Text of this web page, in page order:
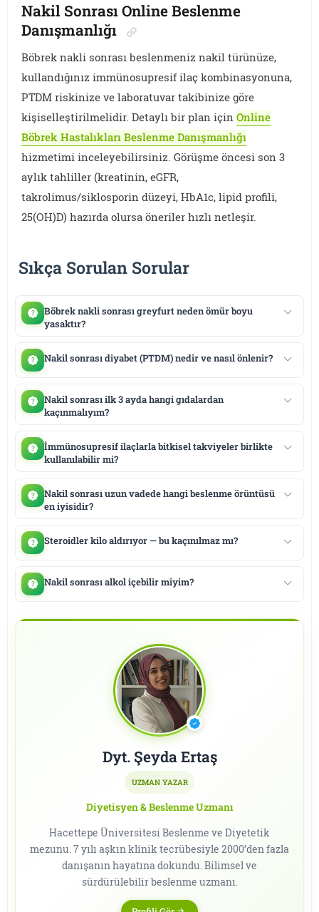
Nakil Sonrası Online Beslenme
Danışmanlığı
Böbrek nakli sonrası beslenmeniz nakil türünüze,
kullandığınız immünosupresif ilaç kombinasyonuna,
PTDM riskinize ve laboratuvar takibinize göre
kişiselleştirilmelidir. Detaylı bir plan içinOnline
Böbrek Hastalıkları Beslenme Danışmanlığı
hizmetimi inceleyebilirsiniz. Görüşme öncesi son 3
aylık tahliller (kreatinin, eGFR,
takrolimus/siklosporin düzeyi, HbA1c, lipid profili,
25(OH)D) hazırda olursa öneriler hızlı netleşir.
Sıkça Sorulan Sorular
Böbrek nakli sonrası greyfurt neden ömür boyu
yasaktır?
Nakil sonrası diyabet (PTDM) nedir ve nasıl önlenir?
Nakil sonrası ilk 3 ayda hangi gıdalardan
kaçınmalıyım?
İmmünosupresif ilaçlarla bitkisel takviyeler birlikte
kullanılabilir mi?
Nakil sonrası uzun vadede hangi beslenme örüntüsü
en iyisidir?
Steroidler kilo aldırıyor — bu kaçınılmaz mı?
Nakil sonrası alkol içebilir miyim?
Dyt. Şeyda Ertaş
UZMAN YAZAR
Diyetisyen & Beslenme Uzmanı
Hacettepe Üniversitesi Beslenme ve Diyetetik
mezunu. 7 yılı aşkın klinik tecrübesiyle 2000’den fazla
danışanın hayatına dokundu. Bilimsel ve
sürdürülebilir beslenme uzmanı.